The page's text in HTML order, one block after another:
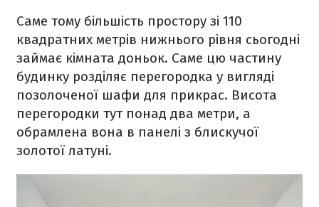
Саме тому більшість простору зі 110
квадратних метрів нижнього рівня сьогодні
займає кімната доньок. Саме цю частину
будинку розділяє перегородка у вигляді
позолоченої шафи для прикрас. Висота
перегородки тут понад два метри, а
обрамлена вона в панелі з блискучої
золотої латуні.